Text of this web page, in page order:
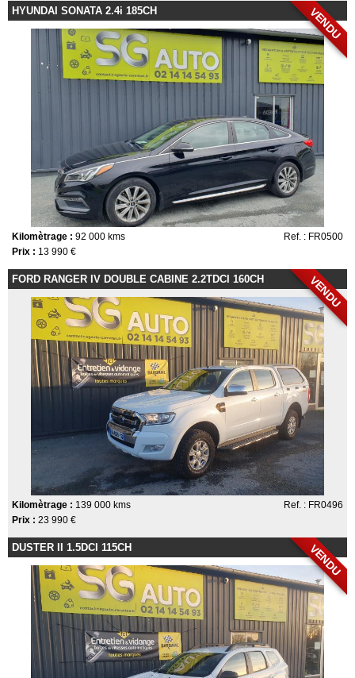
VENDU
HYUNDAI SONATA 2.4i 185CH
Ref. : FR0500
Kilomètrage : 92 000 kms
Prix : 13 990 €
VENDU
FORD RANGER IV DOUBLE CABINE 2.2TDCI 160CH
Ref. : FR0496
Kilomètrage : 139 000 kms
Prix : 23 990 €
VENDU
DUSTER II 1.5DCI 115CH